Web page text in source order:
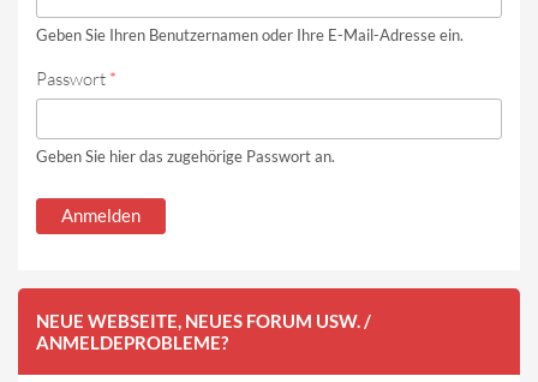
Geben Sie Ihren Benutzernamen oder Ihre E-Mail-Adresse ein.
Passwort *
Geben Sie hier das zugehörige Passwort an.
NEUE WEBSEITE, NEUES FORUM USW. /
ANMELDEPROBLEME?